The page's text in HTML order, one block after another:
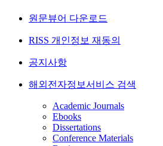
원문뷰어 다운로드
RISS 개인정보 재동의
공지사항
해외전자정보서비스 검색
Academic Journals
Ebooks
Dissertations
Conference Materials